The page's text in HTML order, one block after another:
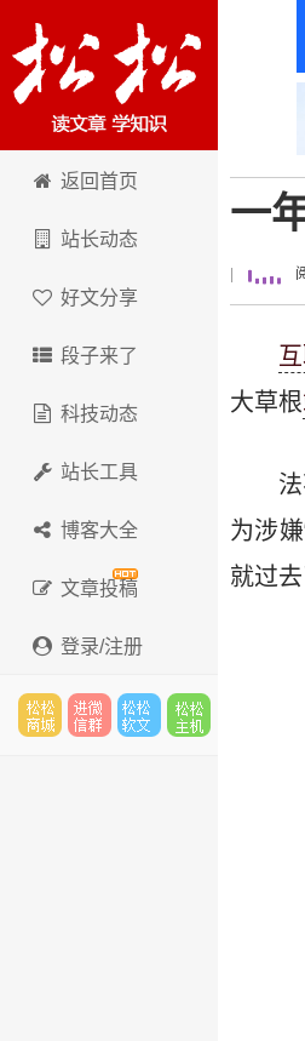
卢松松博客
返回首页
站长动态
好文分享
段子来了
科技动态
站长工具
博客大全
文章投稿
登录/注册
一
大草根
为涉
就过去